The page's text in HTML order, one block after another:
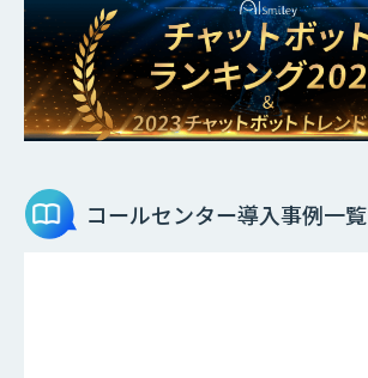
コールセンター導入事例一覧